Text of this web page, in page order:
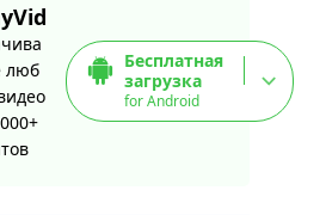
люб
Бесплатная
загрузка
for Android